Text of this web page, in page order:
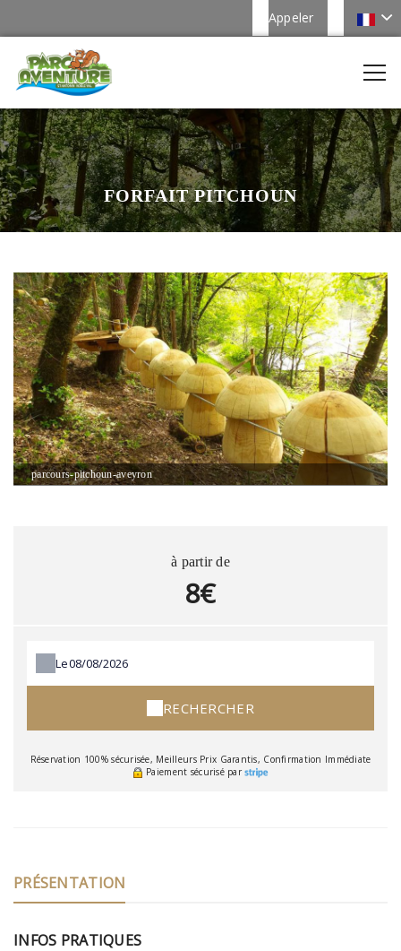
Appeler
FORFAIT PITCHOUN
parcours-pitchoun-aveyron
à partir de
8€
Le
RECHERCHER
Réservation 100% sécurisée, Meilleurs Prix Garantis, Confirmation Immédiate
Paiement sécurisé par
PRÉSENTATION
INFOS PRATIQUES